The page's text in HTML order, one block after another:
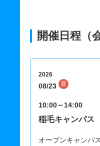
開催日程（
2026
08/23 日
10:00～14:00
稲毛キャンパス
オープンキャンパ